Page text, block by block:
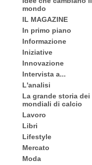
mondo
IL MAGAZINE
In primo piano
Informazione
Iniziative
Innovazione
Intervista a...
L'analisi
La grande storia dei
mondiali di calcio
Lavoro
Libri
Lifestyle
Mercato
Moda